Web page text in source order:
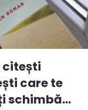
citești
care te
schimbă...